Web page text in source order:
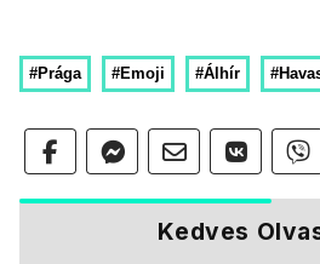
#Prága #Emoji #Álhír
Kedves